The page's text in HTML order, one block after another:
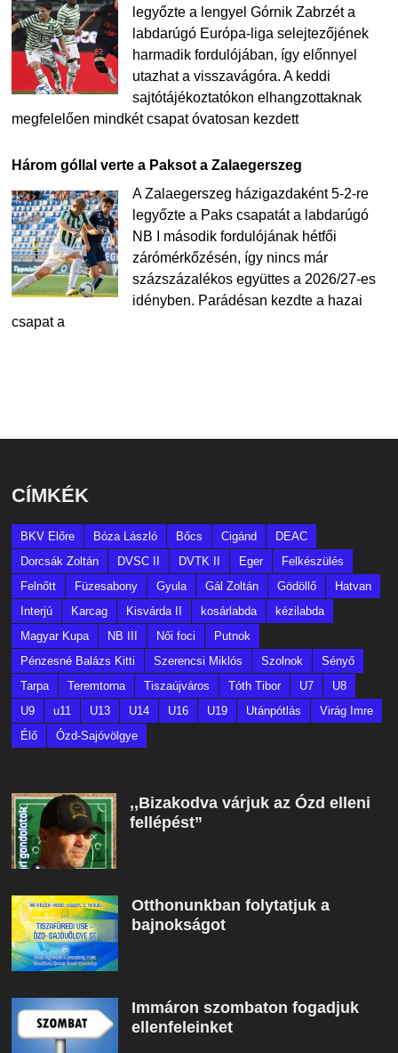
legyőzte a lengyel Górnik Zabrzét a
labdarúgó Európa-liga selejtezőjének
harmadik fordulójában, így előnnyel
utazhat a visszavágóra. A keddi
sajtótájékoztatókon elhangzottaknak
megfelelően mindkét csapat óvatosan kezdett
Három góllal verte a Paksot a Zalaegerszeg
A Zalaegerszeg házigazdaként 5-2-re
legyőzte a Paks csapatát a labdarúgó
NB I második fordulójának hétfői
zárómérkőzésén, így nincs már
százszázalékos együttes a 2026/27-es
idényben. Parádésan kezdte a hazai
csapat a
CÍMKÉK
BKV Előre Bóza László Bőcs Cigánd
DEAC
Dorcsák Zoltán
DVSC II DVTK II Eger
Felkészülés
Felnőtt
Füzesabony Gyula Gál Zoltán Gödöllő
Hatvan
Interjú
Karcag Kisvárda II kosárlabda
kézilabda
Magyar Kupa
NB III Női foci
Putnok
Pénzesné Balázs Kitti
Szerencsi Miklós Szolnok
Sényő
Tarpa
Teremtorna Tiszaújváros Tóth Tibor U7
U8
U9
u11 U13 U14 U16 U19 Utánpótlás
Virág Imre
Élő
Ózd-Sajóvölgye
,,Bizakodva várjuk az Ózd elleni
fellépést”
Otthonunkban folytatjuk a
bajnokságot
Immáron szombaton fogadjuk
ellenfeleinket